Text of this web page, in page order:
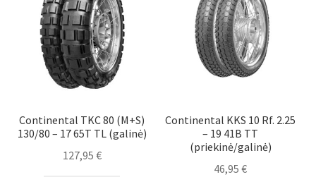
Continental TKC 80 (M+S)
130/80 – 17 65T TL (galinė)
127,95 €
Continental KKS 10 Rf. 2.25
– 19 41B TT
(priekinė/galinė)
46,95€